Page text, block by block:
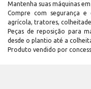
Mantenha suas máquinas
Compre com segurança e
agrícola, tratores,
Peças de reposição para
desde o plantio até a
Produto vendido por